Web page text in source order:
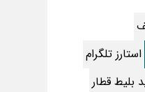
و مرغ فوری +
آسمان ظاهر شد !
استارز تلگرام
بلیط قطار